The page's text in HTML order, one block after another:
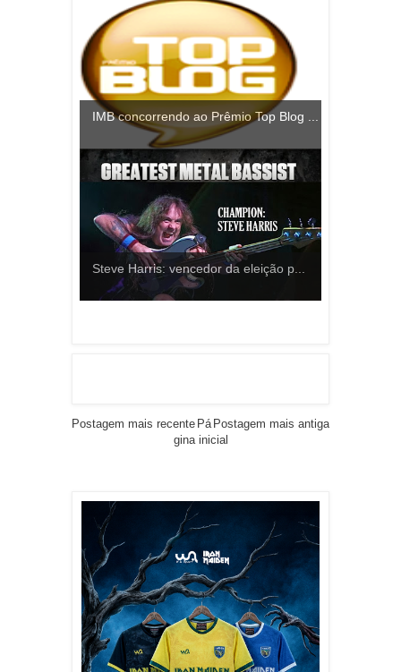
IMB concorrendo ao Prêmio Top Blog ...
Steve Harris: vencedor da eleição p...
Postagem mais recente Postagem mais antiga
Pá
gina inicial